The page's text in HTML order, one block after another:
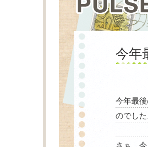
今年
今年最
のでし
さぁ、